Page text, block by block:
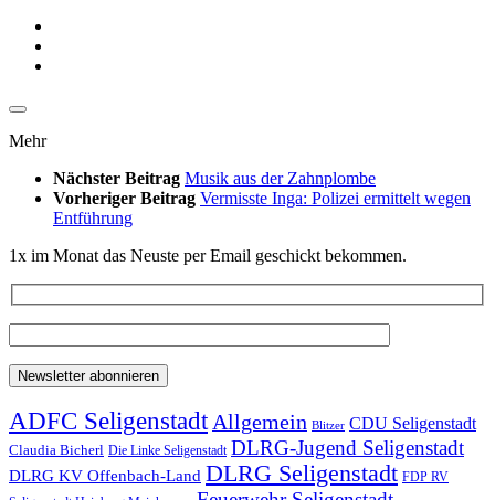
Mehr
Nächster Beitrag Musik aus der Zahnplombe
Vorheriger Beitrag Vermisste Inga: Polizei ermittelt wegen
Entführung
1x im Monat das Neuste per Email geschickt bekommen.
ADFC SeligenstadtAllgemein Blitzer CDU Seligenstadt
Claudia Bicherl Die Linke Seligenstadt DLRG-Jugend Seligenstadt
DLRG KV Offenbach-Land DLRG Seligenstadt FDP RV